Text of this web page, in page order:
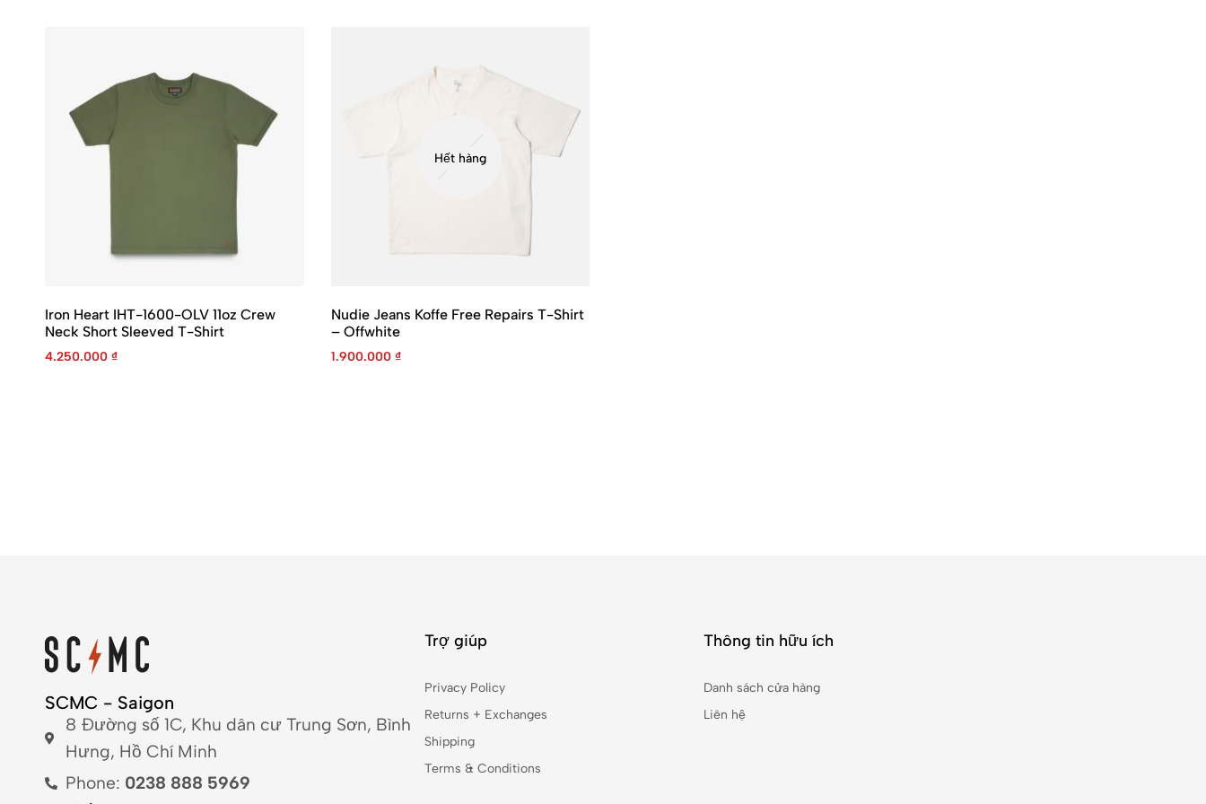
Iron Heart IHT-1600-OLV 11oz Crew
Neck Short Sleeved T-Shirt
4.250.000 ₫
Hết hàng
Nudie Jeans Koffe Free Repairs T-Shirt
– Offwhite
1.900.000 ₫
SCMC - Saigon
8 Đường số 1C, Khu dân cư Trung Sơn, Bình
Hưng, Hồ Chí Minh
Phone: 0238 888 5969
Trợ giúp
Privacy Policy
Returns + Exchanges
Shipping
Terms & Conditions
Thông tin hữu ích
Danh sách cửa hàng
Liên hệ